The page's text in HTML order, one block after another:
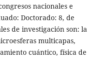
nacionales e
Doctorado: 8, de
de investigación son: la
multicapas,
cuántico, física de